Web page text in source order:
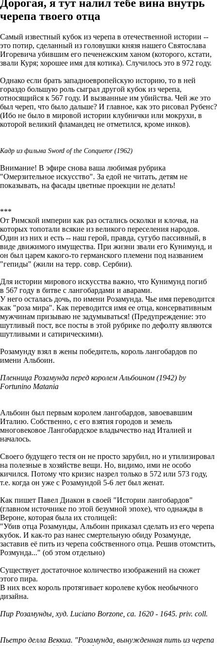
Дорогая, я тут налил тебе вина внутрь
черепа твоего отца
Самый известный кубок из черепа в отечественной истории --
это потир, сделанный из головушки князя нашего Святослава
Игоревича убившим его печенежским ханом (которого, кстати,
звали Куря; хорошее имя для котика). Случилось это в 972 году.
Однако если брать западноевропейскую историю, то в ней
гораздо большую роль сыграл другой кубок из черепа,
относящийся к 567 году. И вызванные им убийства. Чей же это
был череп, что было дальше? И главное, как это рисовал Рубенс?
(Ибо не было в мировой истории клубнички или мокрухи, в
которой великий фламандец не отметился, кроме инков).
Кадр из фильма Sword of the Conqueror (1962)
Внимание! В эфире снова ваша любимая рубрика
"Омерзительное искусство". За едой не читать, детям не
показывать, на фасады цветные проекции не делать!
***
От Римской империи как раз остались осколки и клочья, на
которых топотали всякие из великого переселения народов.
Один из них и есть -- наш герой, правда, сугубо пассивный, в
виде движимого имущества. При жизни звали его Кунимунд, и
он был царем какого-то германского племени под названием
"гепиды" (жили на терр. совр. Сербии).
Для истории мирового искусства важно, что Кунимунд погиб
в 567 году в битве с лангобардами и аварами.
У него осталась дочь, по имени Розамунда. Чье имя переводится
как "роза мира". Как переводится имя ее отца, консервативным
мужчинам призываю не задумываться! (Предупреждение: это
шутливый пост, все посты в этой рубрике по дефолту являются
шутливыми и сатирическими).
Розамунду взял в жены победитель, король лангобардов по
имени Альбоин.
Пленница Розамунда перед королем Альбоином (1942) by
Fortunino Matania
Альбоин был первым королем лангобардов, завоевавшим
Италию. Собственно, с его взятия городов и земель
многовековое Лангобардское владычество над Италией и
началось.
Своего будущего тестя он не просто зарубил, но и утилизировал
на полезные в хозяйстве вещи. Но, видимо, ими не особо
кичился. Потому что кризис назрел только в 572 или 573 году,
т.е. когда он уже с Розамундой 5-6 лет был женат.
Как пишет Павел Диакон в своей "Истории лангобардов"
(главном источнике по этой безумной эпохе), что однажды в
Вероне, которая была их столицей:
"Убив отца Розамунды, Альбоин приказал сделать из его черепа
кубок. И как-то раз нанес смертельную обиду Розамунде,
заставив её пить из черепа собственного отца. Решив отомстить,
Розмунда..." (об этом отдельно)
Существует достаточное количество изображений на сюжет
этого пира.
В них всех король протягивает королеве кубок необычного
дизайна.
Пир Розамунды, худ. Luciano Borzone, ca. 1620 - 1645. priv. coll.
Пьетро делла Веккиа. "Розамунда, вынужденная пить из черепа